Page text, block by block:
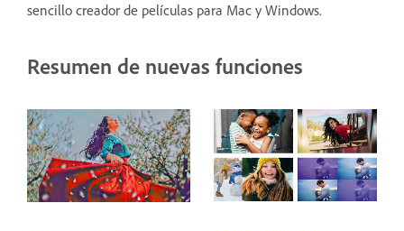
sencillo creador de películas para Mac y Windows.
Resumen de nuevas funciones